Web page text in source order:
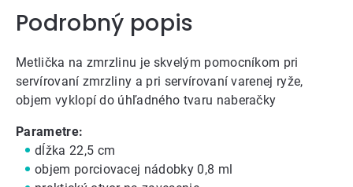
Podrobný popis
Metlička na zmrzlinu je skvelým pomocníkom pri
servírovaní zmrzliny a pri servírovaní varenej ryže,
objem vyklopí do úhľadného tvaru naberačky
Parametre:
dĺžka 22,5 cm
objem porciovacej nádobky 0,8 ml